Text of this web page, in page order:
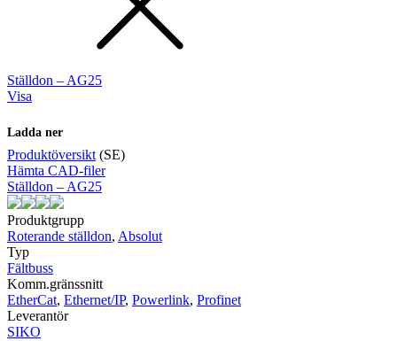
Ställdon – AG25
Visa
Ladda ner
Produktöversikt (SE)
Hämta CAD-filer
Ställdon – AG25
Produktgrupp
Roterande ställdon, Absolut
Typ
Fältbuss
Komm.gränssnitt
EtherCat, Ethernet/IP, Powerlink, Profinet
Leverantör
SIKO